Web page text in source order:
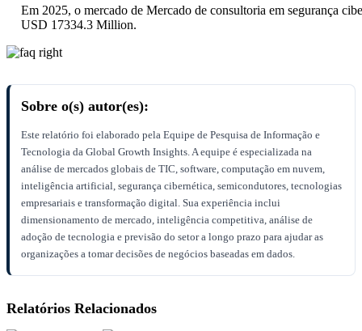
Em 2025, o mercado de Mercado de consultoria em segurança
USD 17334.3 Million.
Sobre o(s) autor(es):
Este relatório foi elaborado pela Equipe de Pesquisa de Informação e
Tecnologia da Global Growth Insights. A equipe é especializada na
análise de mercados globais de TIC, software, computação em nuvem,
inteligência artificial, segurança cibernética, semicondutores, tecnologias
empresariais e transformação digital. Sua experiência inclui
dimensionamento de mercado, inteligência competitiva, análise de
adoção de tecnologia e previsão do setor a longo prazo para ajudar as
organizações a tomar decisões de negócios baseadas em dados.
Relatórios Relacionados